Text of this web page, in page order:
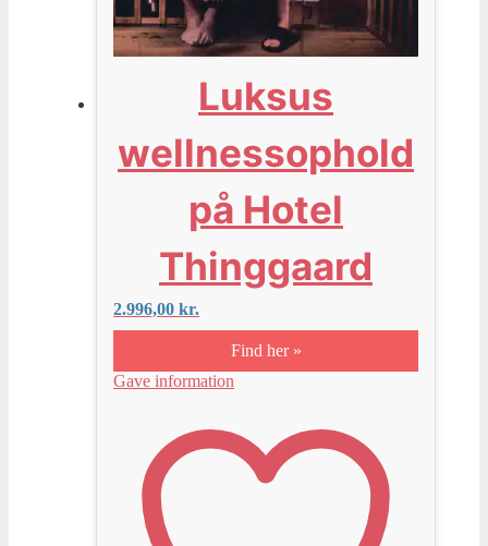
Luksus
wellnessophold
på Hotel
Thinggaard
2.996,00 kr.
Find her »
Gave information